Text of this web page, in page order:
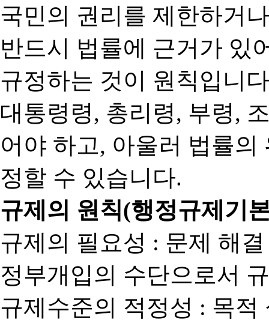
국민의 권리를 제한하거
반드시 법률에 근거가 있
규정하는 것이 원칙입니
대통령령, 총리령, 부령,
어야 하고, 아울러 법률
정할 수 있습니다.
규제의 원칙(행정규제기
규제의 필요성 : 문제 해
정부개입의 수단으로서
규제수준의 적정성 : 목